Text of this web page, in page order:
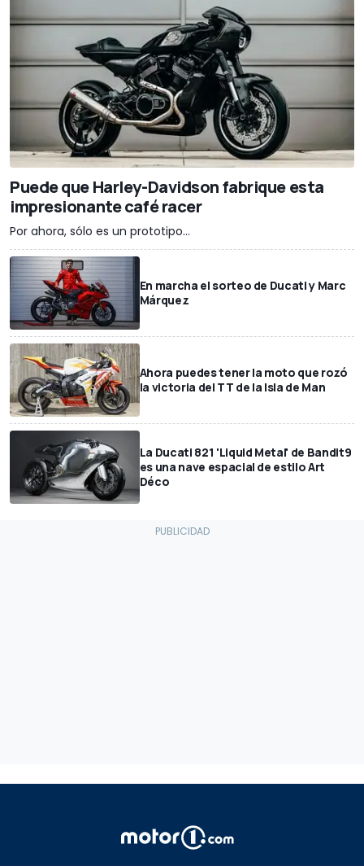
Puede que Harley-Davidson fabrique esta
impresionante café racer
Por ahora, sólo es un prototipo...
En marcha el sorteo de Ducati y Marc
Márquez
Ahora puedes tener la moto que rozó
la victoria del TT de la Isla de Man
La Ducati 821 'Liquid Metal' de Bandit9
es una nave espacial de estilo Art
Déco